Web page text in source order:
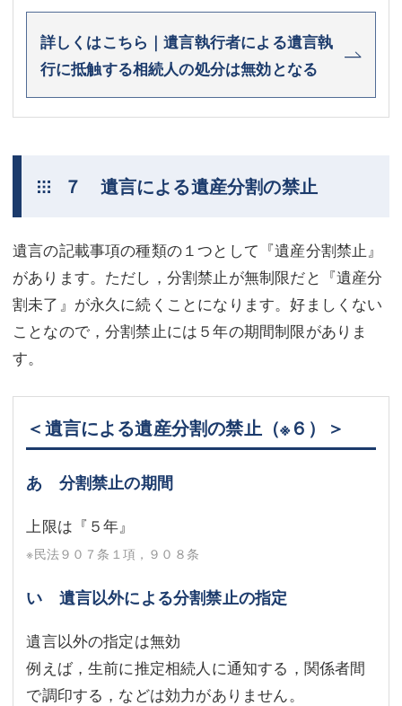
詳しくはこちら｜遺言執行者による遺言執
行に抵触する相続人の処分は無効となる
７ 遺言による遺産分割の禁止
遺言の記載事項の種類の１つとして『遺産分割禁止』
があります。ただし，分割禁止が無制限だと『遺産分
割未了』が永久に続くことになります。好ましくない
ことなので，分割禁止には５年の期間制限がありま
す。
＜遺言による遺産分割の禁止（※６） ＞
あ 分割禁止の期間
上限は『５年』
※民法９０７条１項，９０８条
い 遺言以外による分割禁止の指定
遺言以外の指定は無効
例えば，生前に推定相続人に通知する，関係者間
で調印する，などは効力がありません。